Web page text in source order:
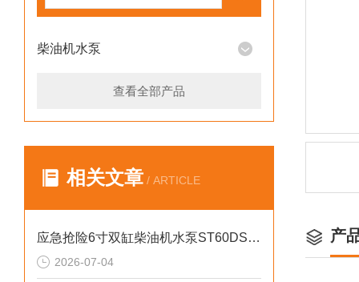
柴油机水泵
查看全部产品
相关文章 / ARTICLE
应急抢险6寸双缸柴油机水泵ST60DS产品介绍
2026-07-04
产